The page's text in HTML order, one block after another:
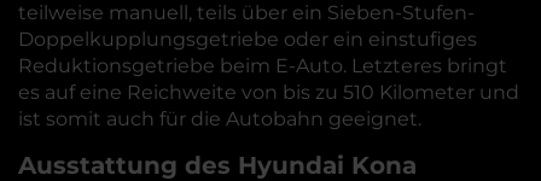
teilweise manuell, teils über ein Sieben-Stufen-
Doppelkupplungsgetriebe oder ein einstufiges
Reduktionsgetriebe beim E-Auto. Letzteres bringt
es auf eine Reichweite von bis zu 510 Kilometer und
ist somit auch für die Autobahn geeignet.
Ausstattung des Hyundai Kona